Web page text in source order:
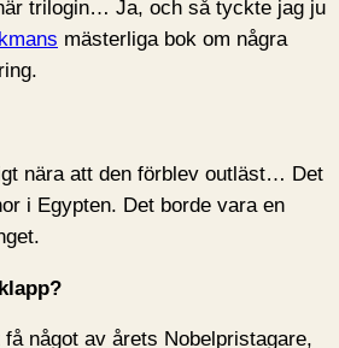
trilogin… Ja, och så tyckte jag ju
mästerliga bok om några
nära att den förblev outläst… Det
i Egypten. Det borde vara en
något av årets Nobelpristagare,